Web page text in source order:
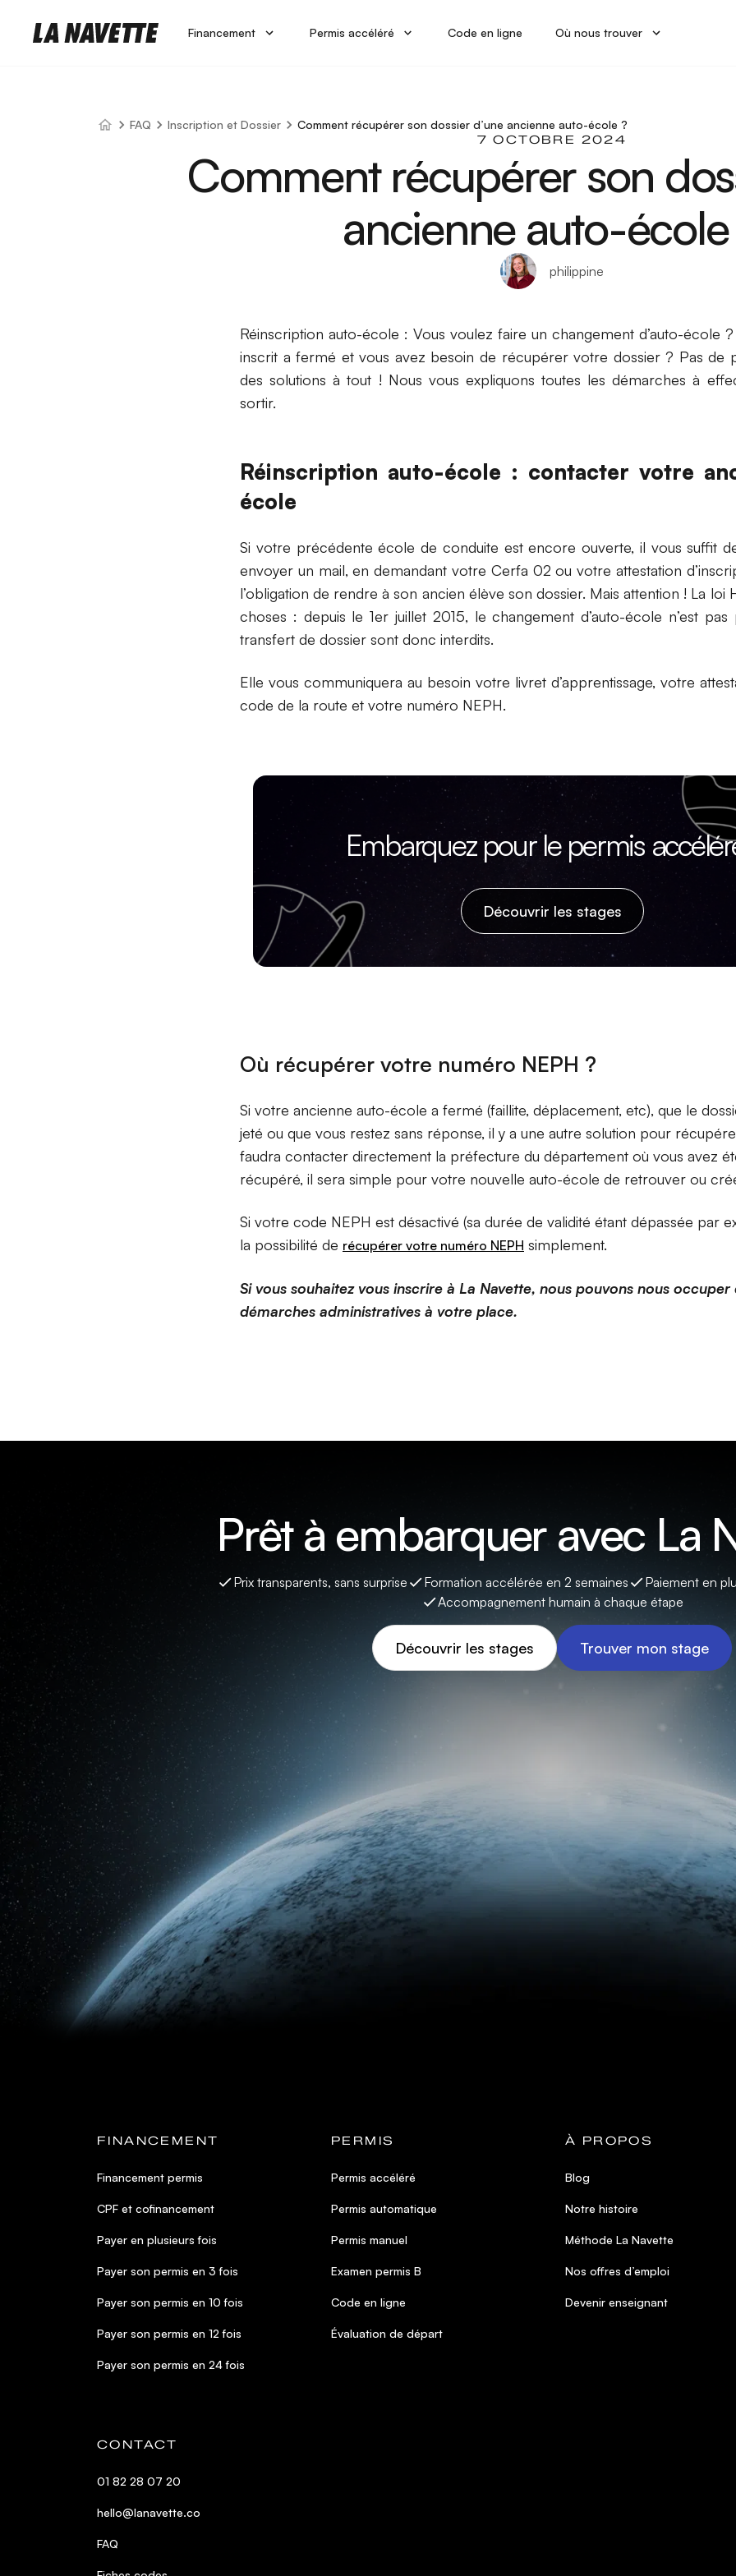
Financement Permis accéléré Code en ligne Où nous trouver
FAQ Inscription et Dossier
Comment récupérer son dossier d’une ancienne auto-école ?
7 OCTOBRE 2024
Comment récupérer son
ancienne auto-
philippine
Réinscription auto-école : Vous voulez faire un changement d’auto-école
inscrit a fermé et vous avez besoin de récupérer votre dossier ? Pas de
des solutions à tout ! Nous vous expliquons toutes les démarches à
sortir.
Réinscription auto-école : contacter votre
école
Si votre précédente école de conduite est encore ouverte, il vous suffit
envoyer un mail, en demandant votre Cerfa 02 ou votre attestation
l’obligation de rendre à son ancien élève son dossier. Mais attention ! La loi
choses : depuis le 1er juillet 2015, le changement d’auto-école n’est pas
transfert de dossier sont donc interdits.
Elle vous communiquera au besoin votre livret d’apprentissage, votre
code de la route et votre numéro NEPH.
Embarquez pour le permis
Découvrir les stages
Où récupérer votre numéro NEPH ?
Si votre ancienne auto-école a fermé (faillite, déplacement, etc), que le
jeté ou que vous restez sans réponse, il y a une autre solution pour
faudra contacter directement la préfecture du département où vous avez
récupéré, il sera simple pour votre nouvelle auto-école de retrouver ou
Si votre code NEPH est désactivé (sa durée de validité étant dépassée par
la possibilité de récupérer votre numéro NEPH simplement.
Si vous souhaitez vous inscrire à La Navette, nous pouvons nous occuper
démarches administratives à votre place.
Prêt à embarquer avec La
Prix transparents, sans surprise Formation accélérée en 2 semaines
Paiement en
Accompagnement humain à chaque étape
Découvrir les stages Trouver mon stage
FINANCEMENT
Financement permis
CPF et cofinancement
Payer en plusieurs fois
Payer son permis en 3 fois
Payer son permis en 10 fois
Payer son permis en 12 fois
Payer son permis en 24 fois
PERMIS
Permis accéléré
Permis automatique
Permis manuel
Examen permis B
Code en ligne
Évaluation de départ
À PROPOS
Blog
Notre histoire
Méthode La Navette
Nos offres d’emploi
Devenir enseignant
CONTACT
01 82 28 07 20
hello@lanavette.co
FAQ